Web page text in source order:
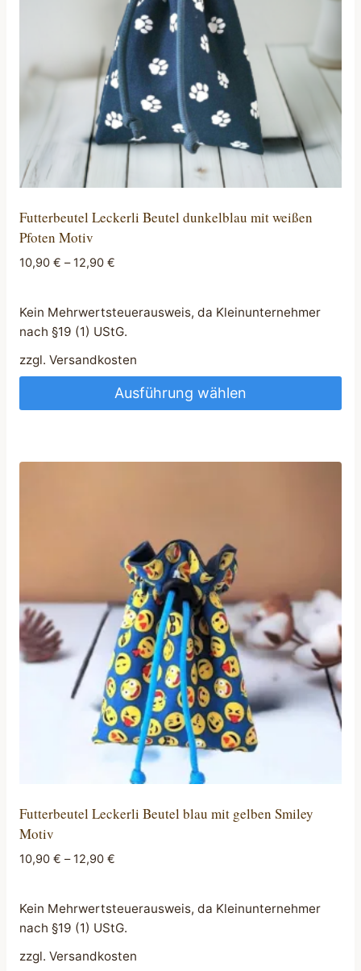
Futterbeutel Leckerli Beutel dunkelblau mit weißen
Pfoten Motiv
10,90 € –12,90 €
Kein Mehrwertsteuerausweis, da Kleinunternehmer
nach §19 (1) UStG.
zzgl. Versandkosten
Ausführung wählen
weist
können
auf
der
Produktseite
Futterbeutel Leckerli Beutel blau mit gelben Smiley
Motiv
10,90 € –12,90 €
Kein Mehrwertsteuerausweis, da Kleinunternehmer
nach §19 (1) UStG.
zzgl. Versandkosten